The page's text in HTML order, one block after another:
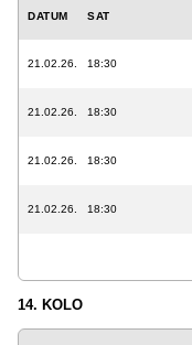
DATUM SAT
21.02.26. 18:30
21.02.26. 18:30
21.02.26. 18:30
21.02.26. 18:30
14. KOLO